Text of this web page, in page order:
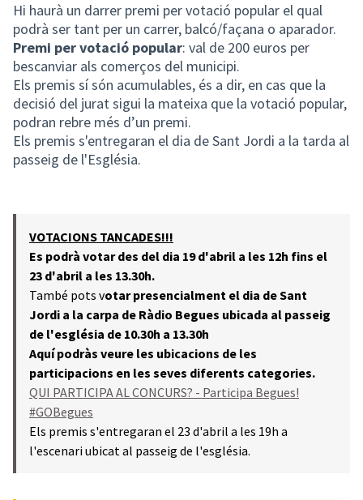
Hi haurà un darrer premi per votació popular el qual
podrà ser tant per un carrer, balcó/façana o aparador.
Premi per votació popular: val de 200 euros per
bescanviar als comerços del municipi.
Els premis sí són acumulables, és a dir, en cas que la
decisió del jurat sigui la mateixa que la votació popular,
podran rebre més d’un premi.
Els premis s'entregaran el dia de Sant Jordi a la tarda al
passeig de l'Església.
VOTACIONS TANCADES!!!
Es podrà votar des del dia 19 d'abril a les 12h fins el
23 d'abril a les 13.30h.
També pots votar presencialment el dia de Sant
Jordi a la carpa de Ràdio Begues ubicada al passeig
de l'església de 10.30h a 13.30h
Aquí podràs veure les ubicacions de les
participacions en les seves diferents categories.
QUI PARTICIPA AL CONCURS? - Participa Begues!
#GOBegues
Els premis s'entregaran el 23 d'abril a les 19h a
l'escenari ubicat al passeig de l'església.